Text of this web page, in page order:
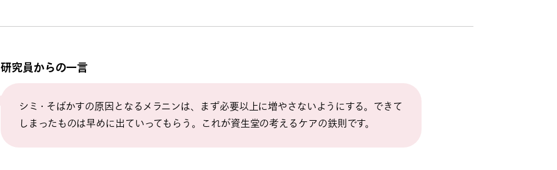
研究員からの一言
シミ・そばかすの原因となるメラニンは、まず必要以上に増やさないようにする。できて
しまったものは早めに出ていってもらう。これが資生堂の考えるケアの鉄則です。